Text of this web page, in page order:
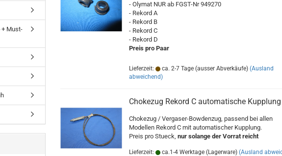
- Olymat NUR ab FGST-Nr 949270
- Rekord A
- Rekord B
- Rekord C
- Rekord D
Preis pro Paar
Lieferzeit: ca. 2-7 Tage (ausser Abverkäufe) (Ausland
abweichend)
Chokezug Rekord C automatische Kupplung
Chokezug / Vergaser-Bowdenzug, passend bei allen
Modellen Rekord C mit automatischer Kupplung.
Preis pro Stueck, nur solange der Vorrat reicht
Lieferzeit: ca.1-4 Werktage (Lagerware) (Ausland
+ Must-